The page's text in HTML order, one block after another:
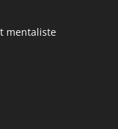
mentaliste